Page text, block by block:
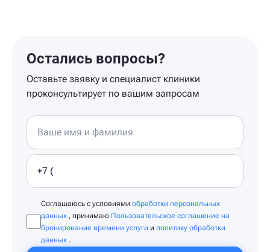
Остались вопросы?
Оставьте заявку и специалист клиники
проконсультирует по вашим запросам
Соглашаюсь с условиями обработки персональных
данных , принимаю Пользовательское соглашение на
бронирование времени услуги и политику обработки
данных .